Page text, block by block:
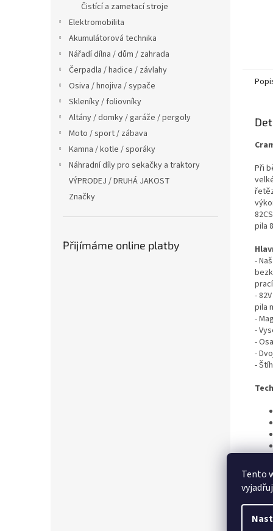
Tento
Čistící a zametací stroje
Elektromobilita
Akumulátorová technika
Nářadí dílna / dům / zahrada
Čerpadla / hadice / závlahy
Osiva / hnojiva / sypače
Skleníky / foliovníky
Altány / domky / garáže / pergoly
Moto / sport / zábava
Kamna / kotle / sporáky
Náhradní díly pro sekačky a traktory
VÝPRODEJ / DRUHÁ JAKOST
Značky
Přijímáme online platby
Při
pila
-
prací
-
pila
-
-
-
-
-